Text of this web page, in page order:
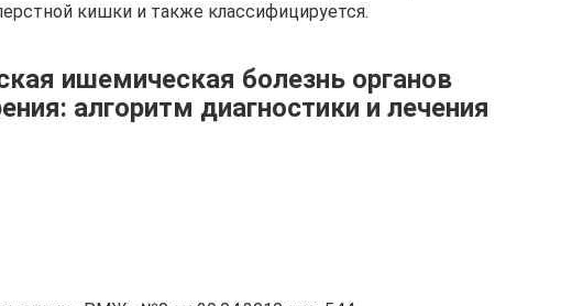
кишки и также классифицируется.
ишемическая болезнь органов
алгоритм диагностики и лечения